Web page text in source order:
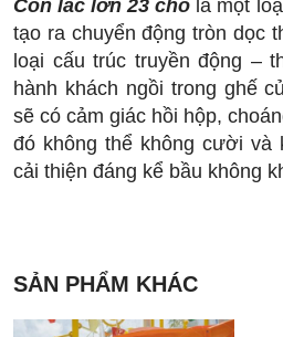
Con lắc lớn 23 chỗ là một
tạo ra chuyển động tròn dọc
loại cấu trúc truyền động –
hành khách ngồi trong ghế
sẽ có cảm giác hồi hộp,
đó không thể không cười và
cải thiện đáng kể bầu không
SẢN PHẨM KHÁC